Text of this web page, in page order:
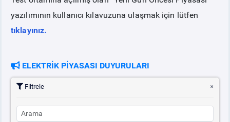
PİYASA
MALİ UZLAŞTIRMA
TEMİNAT
yazılımının kullanıcı kılavuzuna ulaşmak için lütfen
tıklayınız.
ELEKTRİK PİYASASI DUYURULARI
Filtrele